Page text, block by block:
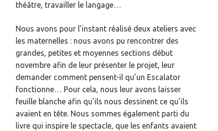
théâtre, travailler le langage…
Nous avons pour l’instant réalisé deux ateliers avec
les maternelles : nous avons pu rencontrer des
grandes, petites et moyennes sections début
novembre afin de leur présenter le projet, leur
demander comment pensent-il qu’un Escalator
fonctionne… Pour cela, nous leur avons laisser
feuille blanche afin qu’ils nous dessinent ce qu’ils
avaient en tête. Nous sommes également parti du
livre qui inspire le spectacle, que les enfants avaient